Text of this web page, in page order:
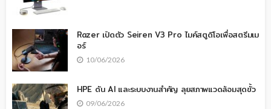
Razer เปิดตัว Seiren V3 Pro ไมค์สตูดิโอเพื่อสตรีมเม
อร์
10/06/2026
HPE ดัน AI และระบบงานสำคัญ ลุยสภาพแวดล้อมสุดขั้ว
09/06/2026